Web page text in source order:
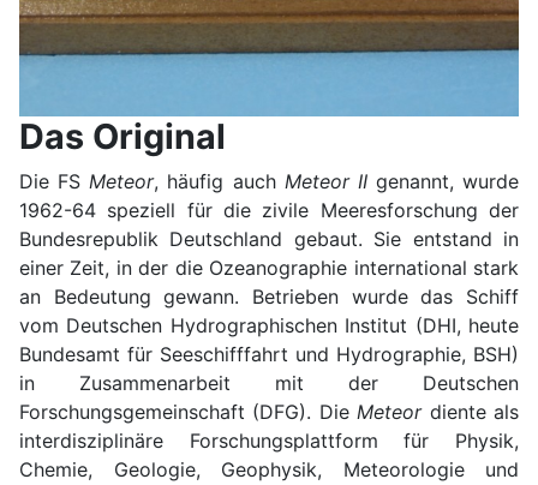
Das Original
Die FSMeteor, häufig auch Meteor IIgenannt, wurde
1962-64 speziell für die zivile Meeresforschung der
Bundesrepublik Deutschland gebaut. Sie entstand in
einer Zeit, in der die Ozeanographie international stark
an Bedeutung gewann. Betrieben wurde das Schiff
vom Deutschen Hydrographischen Institut (DHI, heute
Bundesamt für Seeschifffahrt und Hydrographie, BSH)
in Zusammenarbeit mit der Deutschen
Forschungsgemeinschaft (DFG). DieMeteordiente als
interdisziplinäre Forschungsplattform für Physik,
Chemie, Geologie, Geophysik, Meteorologie und